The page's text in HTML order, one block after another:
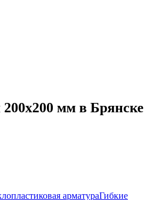
мм в Брянске
арматураГибкие